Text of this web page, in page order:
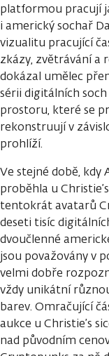
platformou pracují
i americký sochař
vizualitu pracující
zkázy, zvětrávání a
dokázal umělec
sérii digitálních
prostoru, které se
rekonstruují v
prohlíží.
Ve stejné době, kdy
proběhla u
tentokrát avatarů
deseti tisíc
dvoučlenné
jsou považovány v
velmi dobře
vždy unikátní
barev. Omračující
aukce u Christie’s
nad původním